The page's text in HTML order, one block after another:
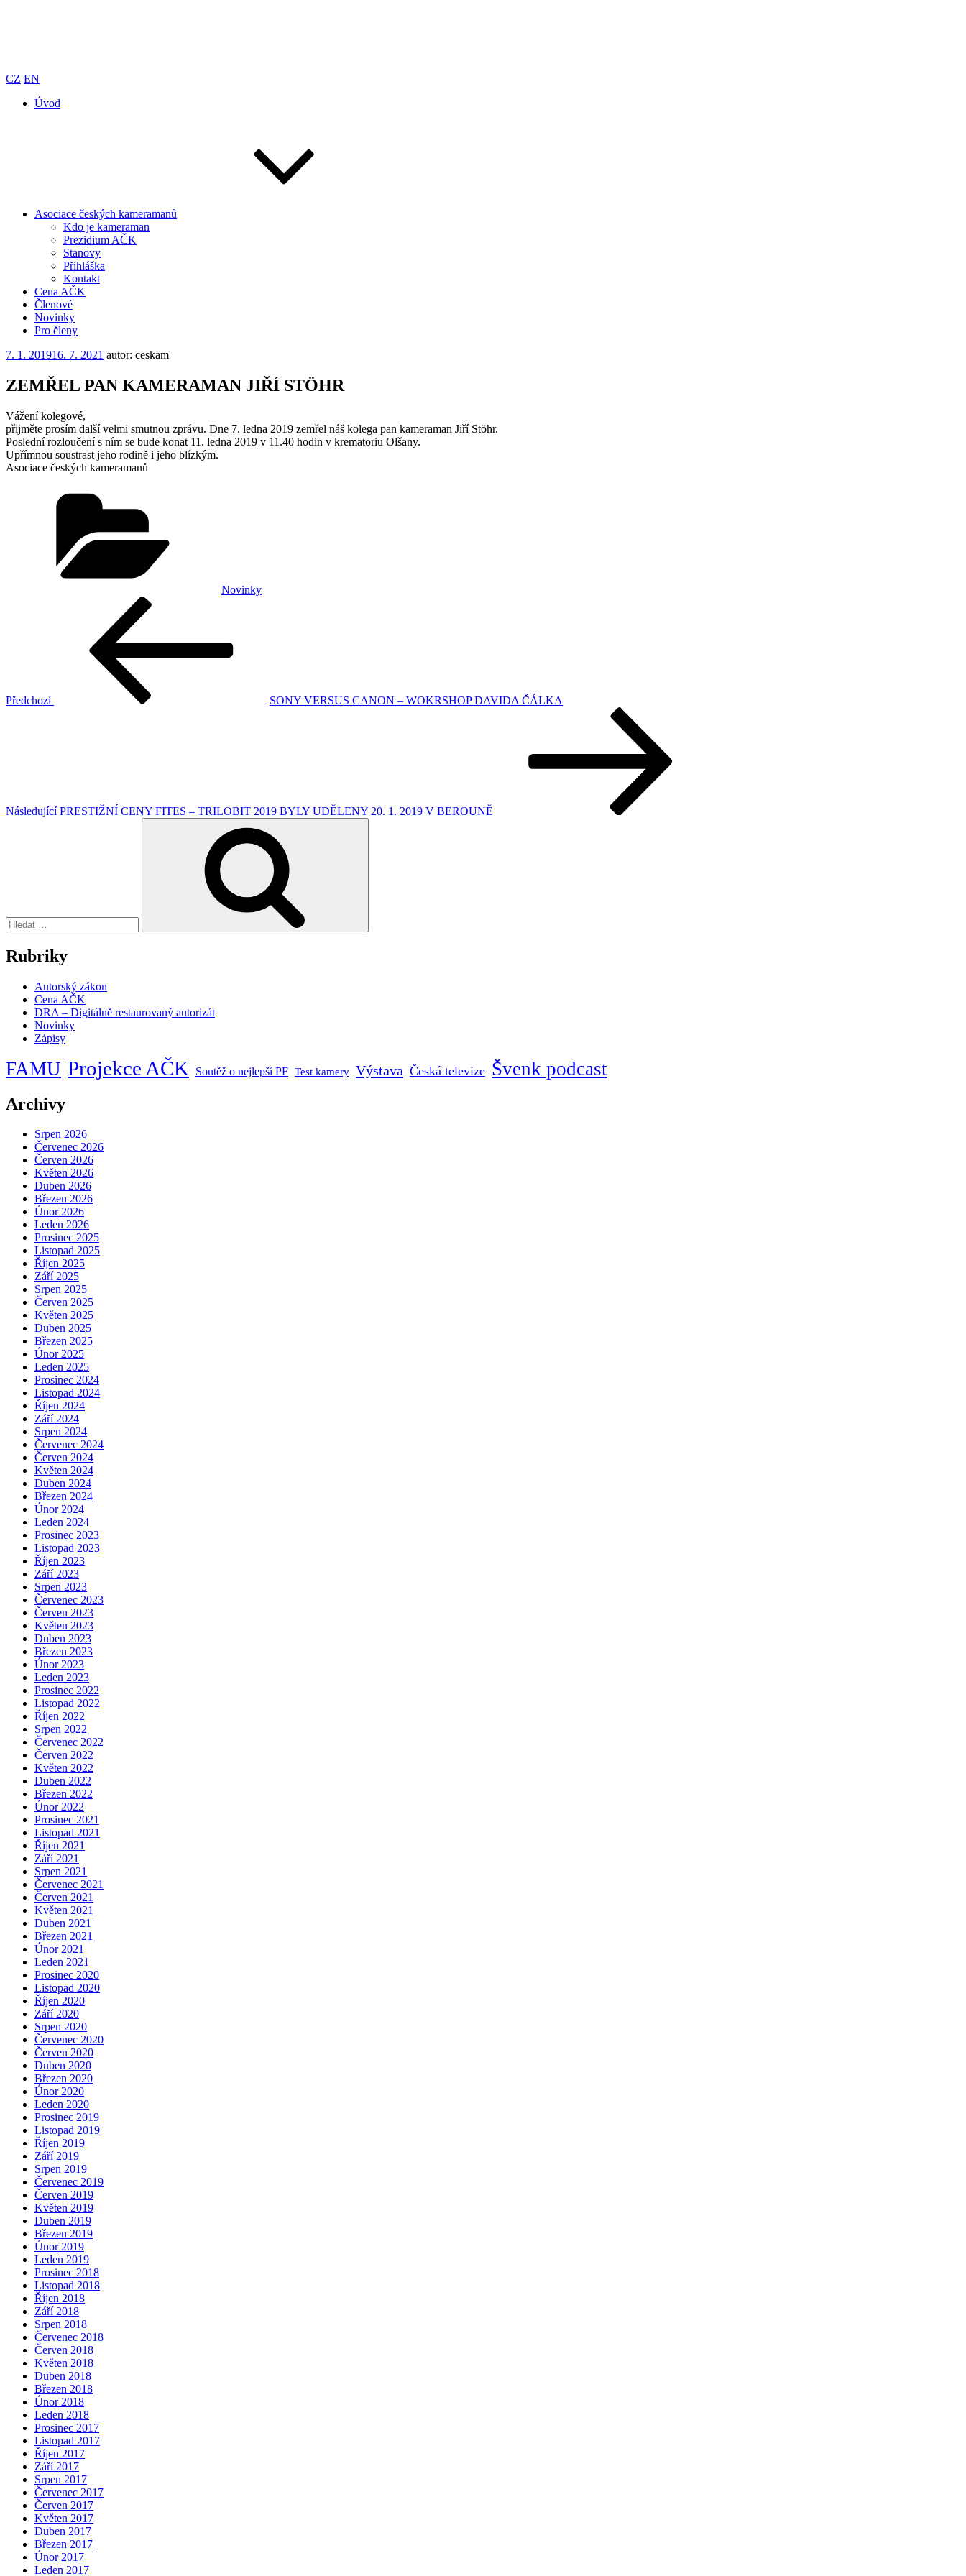
CZ EN
Asociace českých kameramanů
webový portál Asociace českých kameramanů
Úvod
Asociace českých kameramanů
Kdo je kameraman
Prezidium AČK
Stanovy
Přihláška
Kontakt
Cena AČK
Členové
Novinky
Pro členy
Publikováno
7. 1. 201916. 7. 2021 autor: ceskam
ZEMŘEL PAN KAMERAMAN JIŘÍ STÖHR
Vážení kolegové,
přijměte prosím další velmi smutnou zprávu. Dne 7. ledna 2019 zemřel náš kolega pan kameraman Jiří Stöhr.
Poslední rozloučení s ním se bude konat 11. ledna 2019 v 11.40 hodin v krematoriu Olšany.
Upřímnou soustrast jeho rodině i jeho blízkým.
Asociace českých kameramanů
Novinky
Předchozí
SONY VERSUS CANON – WOKRSHOP DAVIDA ČÁLKA
Následující PRESTIŽNÍ CENY FITES – TRILOBIT 2019 BYLY UDĚLENY 20. 1. 2019 V BEROUNĚ
Rubriky
Autorský zákon
Cena AČK
DRA – Digitálně restaurovaný autorizát
Novinky
Zápisy
FAMU Projekce AČK Soutěž o nejlepší PF Test kamery Výstava Česká televize Švenk podcast
Archivy
Srpen 2026
Červenec 2026
Červen 2026
Květen 2026
Duben 2026
Březen 2026
Únor 2026
Leden 2026
Prosinec 2025
Listopad 2025
Říjen 2025
Září 2025
Srpen 2025
Červen 2025
Květen 2025
Duben 2025
Březen 2025
Únor 2025
Leden 2025
Prosinec 2024
Listopad 2024
Říjen 2024
Září 2024
Srpen 2024
Červenec 2024
Červen 2024
Květen 2024
Duben 2024
Březen 2024
Únor 2024
Leden 2024
Prosinec 2023
Listopad 2023
Říjen 2023
Září 2023
Srpen 2023
Červenec 2023
Červen 2023
Květen 2023
Duben 2023
Březen 2023
Únor 2023
Leden 2023
Prosinec 2022
Listopad 2022
Říjen 2022
Srpen 2022
Červenec 2022
Červen 2022
Květen 2022
Duben 2022
Březen 2022
Únor 2022
Prosinec 2021
Listopad 2021
Říjen 2021
Září 2021
Srpen 2021
Červenec 2021
Červen 2021
Květen 2021
Duben 2021
Březen 2021
Únor 2021
Leden 2021
Prosinec 2020
Listopad 2020
Říjen 2020
Září 2020
Srpen 2020
Červenec 2020
Červen 2020
Duben 2020
Březen 2020
Únor 2020
Leden 2020
Prosinec 2019
Listopad 2019
Říjen 2019
Září 2019
Srpen 2019
Červenec 2019
Červen 2019
Květen 2019
Duben 2019
Březen 2019
Únor 2019
Leden 2019
Prosinec 2018
Listopad 2018
Říjen 2018
Září 2018
Srpen 2018
Červenec 2018
Červen 2018
Květen 2018
Duben 2018
Březen 2018
Únor 2018
Leden 2018
Prosinec 2017
Listopad 2017
Říjen 2017
Září 2017
Srpen 2017
Červenec 2017
Červen 2017
Květen 2017
Duben 2017
Březen 2017
Únor 2017
Leden 2017